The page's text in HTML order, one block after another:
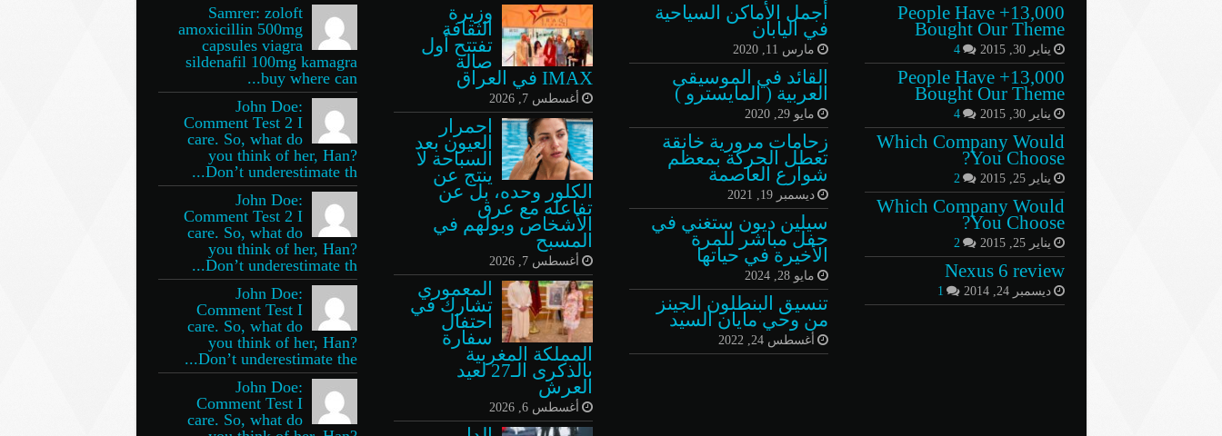
13,000+ People Have
Bought Our Theme
يناير 30, 2015 4
13,000+ People Have
Bought Our Theme
يناير 30, 2015 4
Which Company Would
You Choose?
يناير 25, 2015 2
Which Company Would
You Choose?
يناير 25, 2015 2
Nexus 6 review
ديسمبر 24, 2014 1
أجمل الأماكن السياحية
في اليابان
مارس 11, 2020
القائد في الموسيقى
العربية ( المايسترو )
مايو 29, 2020
زحامات مرورية خانقة
تعطل الحركة بمعظم
شوارع العاصمة
ديسمبر 19, 2021
سيلين ديون ستغني في
حفل مباشر للمرة
الأخيرة في حياتها
مايو 28, 2024
تنسيق البنطلون الجينز
من وحي مايان السيد
أغسطس 24, 2022
وزيرة
الثقافة
تفتتح أول
صالة
IMAX في العراق
أغسطس 7, 2026
احمرار
العيون بعد
السباحة لا
ينتج عن
الكلور وحده، بل عن
تفاعله مع عرق
الأشخاص وبولهم في
المسبح
أغسطس 7, 2026
المعموري
تشارك في
احتفال
سفارة
المملكة المغربية
بالذكرى الـ27 لعيد
العرش
أغسطس 6, 2026
Samrer: zoloft
amoxicillin 500mg
capsules viagra
sildenafil 100mg kamagra
buy where can...
John Doe:
Comment Test 2 I
care. So, what do
you think of her, Han?
Don’t underestimate th...
John Doe:
Comment Test 2 I
care. So, what do
you think of her, Han?
Don’t underestimate th...
John Doe:
Comment Test I
care. So, what do
you think of her, Han?
Don’t underestimate the...
John Doe:
Comment Test I
care. So, what do